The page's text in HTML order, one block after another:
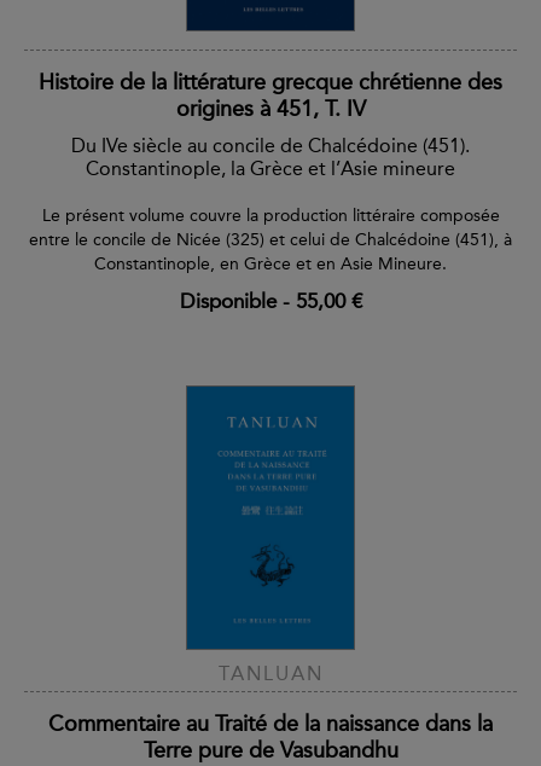
Histoire de la littérature grecque chrétienne des
origines à 451, T. IV
Du IVe siècle au concile de Chalcédoine (451).
Constantinople, la Grèce et l’Asie mineure
Le présent volume couvre la production littéraire composée
entre le concile de Nicée (325) et celui de Chalcédoine (451), à
Constantinople, en Grèce et en Asie Mineure.
Disponible- 55,00 €
TANLUAN
Commentaire au Traité de la naissance dans la
Terre pure de Vasubandhu